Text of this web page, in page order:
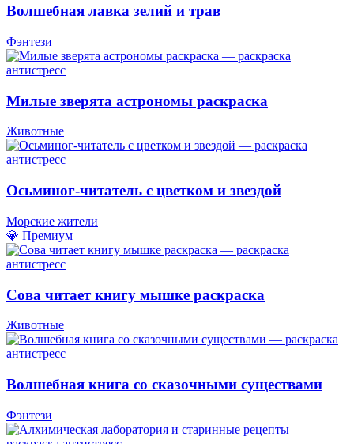
Волшебная лавка зелий и трав
Фэнтези
Милые зверята астрономы раскраска
Животные
Осьминог-читатель с цветком и звездой
Морские жители
💎 Премиум
Сова читает книгу мышке раскраска
Животные
Волшебная книга со сказочными существами
Фэнтези